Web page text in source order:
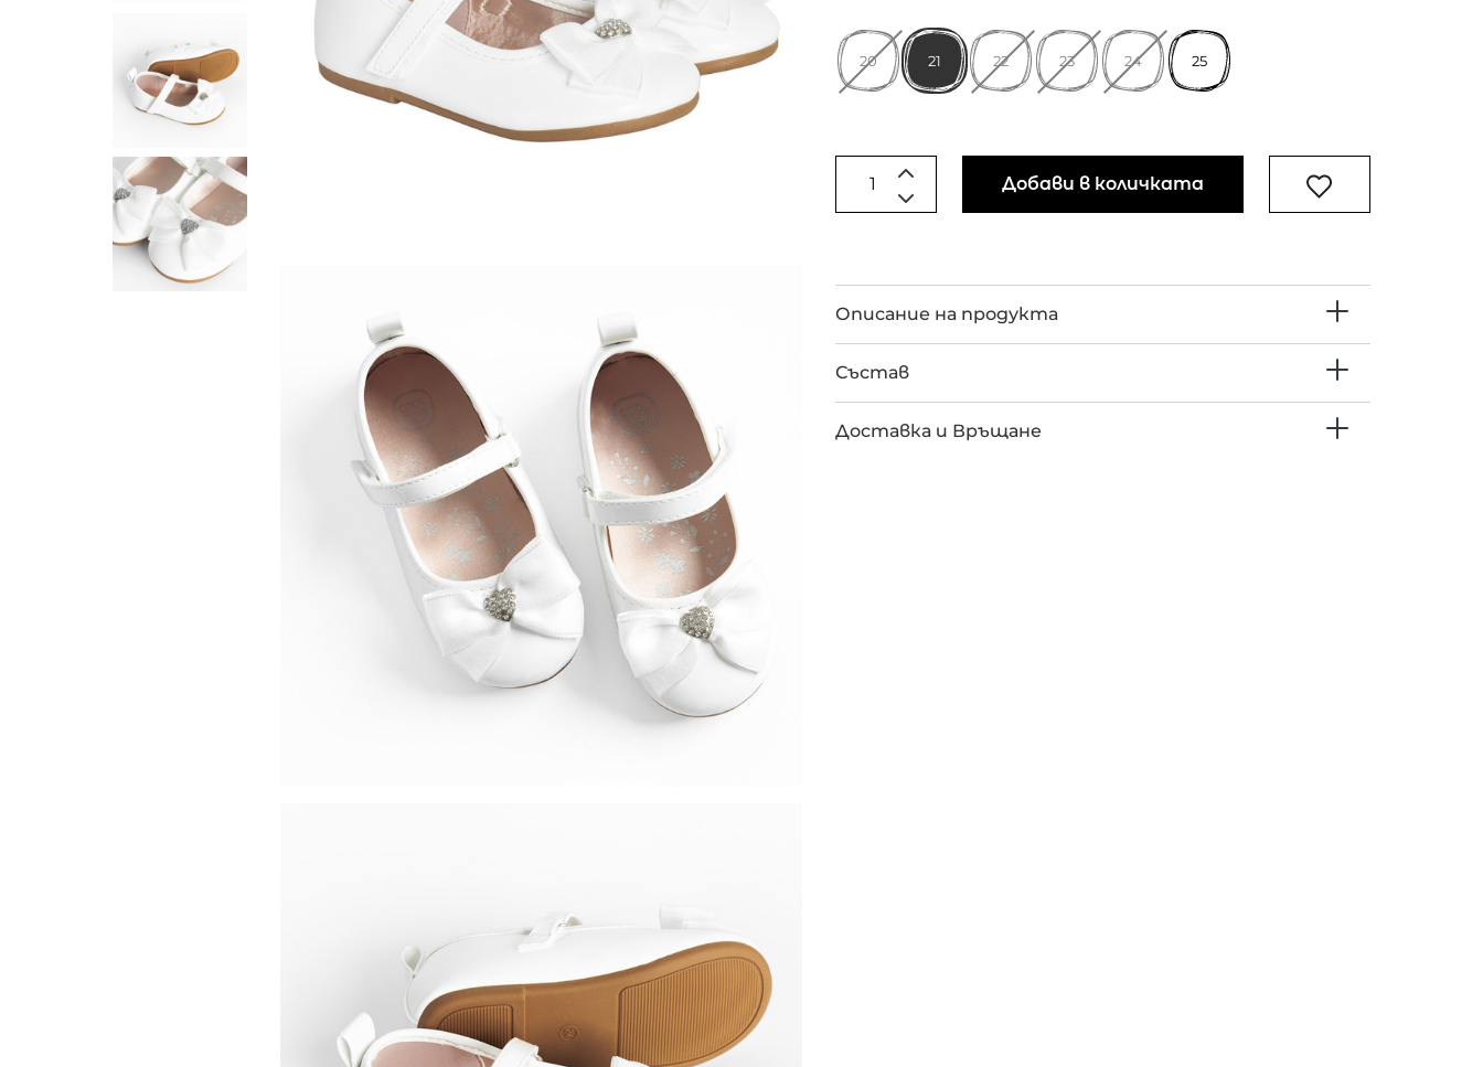
20 21 22 23 24 25
Добави в количката
Описание на продукта
Състав
Доставка и Връщане